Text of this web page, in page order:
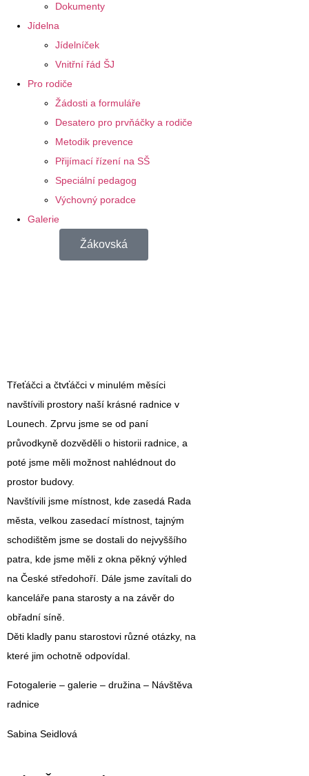
Dokumenty
Jídelna
Jídelníček
Vnitřní řád ŠJ
Pro rodiče
Žádosti a formuláře
Desatero pro prvňáčky a rodiče
Metodik prevence
Přijímací řízení na SŠ
Speciální pedagog
Výchovný poradce
Galerie
Žákovská
Třeťáčci a čtvťáčci v minulém měsíci
navštívili prostory naší krásné radnice v
Lounech. Zprvu jsme se od paní
průvodkyně dozvěděli o historii radnice, a
poté jsme měli možnost nahlédnout do
prostor budovy.
Navštívili jsme místnost, kde zasedá Rada
města, velkou zasedací místnost, tajným
schodištěm jsme se dostali do nejvyššího
patra, kde jsme měli z okna pěkný výhled
na České středohoří. Dále jsme zavítali do
kanceláře pana starosty a na závěr do
obřadní síně.
Děti kladly panu starostovi různé otázky, na
které jim ochotně odpovídal.
Fotogalerie – galerie – družina – Návštěva
radnice
Sabina Seidlová